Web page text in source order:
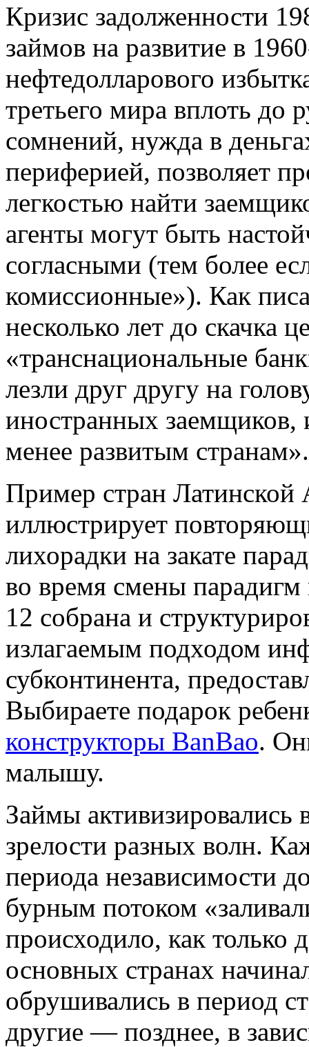
Кризис задолженности
займов на развитие в
нефтедолларового
третьего мира вплоть
сомнений, нужда в
периферией, позволяет
легкостью найти
агенты могут быть
согласными (тем более
комиссионные»). Как
несколько лет до скачка
«транснациональные
лезли друг другу на
иностранных заемщиков,
менее развитым странам».
Пример стран Латинской
иллюстрирует
лихорадки на закате
во время смены
12 собрана и
излагаемым подходом
субконтинента,
Выбираете подарок
конструкторы BanBao.
малышу.
Займы активизировались
зрелости разных волн.
периода независимости
бурным потоком
происходило, как только
основных странах
обрушивались в период
другие — позднее, в